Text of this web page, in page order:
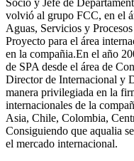
Socio y Jefe de
volvió al grupo FCC, en el
Aguas, Servicios y
Proyecto para el área
en la compañia.En el año
de SPA desde el área de
Director de Internacional y
manera privilegiada en la
internacionales de la
Asia, Chile, Colombia,
Consiguiendo que aqualia
el mercado internacional.